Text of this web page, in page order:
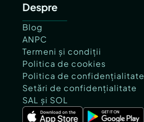
Despre
Blog
ANPC
Termeni și condiții
Politica de cookies
Politica de confidențialitate
Setări de confidențialitate
SAL și SOL